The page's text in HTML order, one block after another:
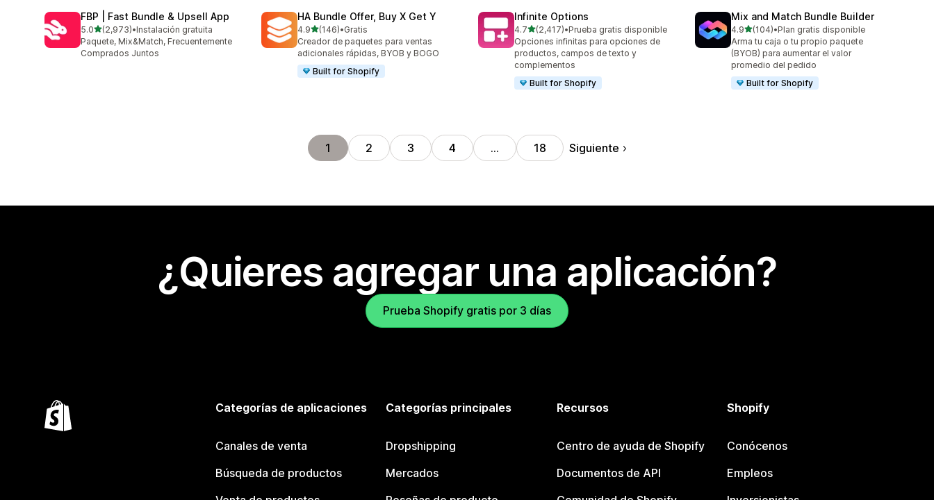
FBP | Fast Bundle & Upsell App
5.0de 5 estrellas
(2,973)
2973 reseñas en total
•Instalación gratuita
Paquete, Mix&Match, Frecuentemente
Comprados Juntos
HA Bundle Offer, Buy X Get Y
4.9de 5 estrellas
(146)
146 reseñas en total
•Gratis
Creador de paquetes para ventas
adicionales rápidas, BYOB y BOGO
Built for Shopify
Infinite Options
4.7de 5 estrellas
(2,417)
2417 reseñas en total
•Prueba gratis disponible
Opciones infinitas para opciones de
productos, campos de texto y
complementos
Built for Shopify
Mix and Match Bundle Builder
4.9de 5 estrellas
(104)
104 reseñas en total
•Plan gratis disponible
Arma tu caja o tu propio paquete
(BYOB) para aumentar el valor
promedio del pedido
Built for Shopify
1 2 3 4 … 18 Siguiente
¿Quieres agregar una aplicación?
Prueba Shopify gratis por 3 días
Categorías de aplicaciones
Canales de venta
Búsqueda de productos
Categorías principales
Dropshipping
Mercados
Recursos
Centro de ayuda de Shopify
Documentos de API
Shopify
Conócenos
Empleos